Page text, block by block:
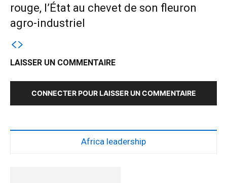
rouge, l’État au chevet de son fleuron
agro-industriel
LAISSER UN COMMENTAIRE
CONNECTER POUR LAISSER UN COMMENTAIRE
Africa leadership